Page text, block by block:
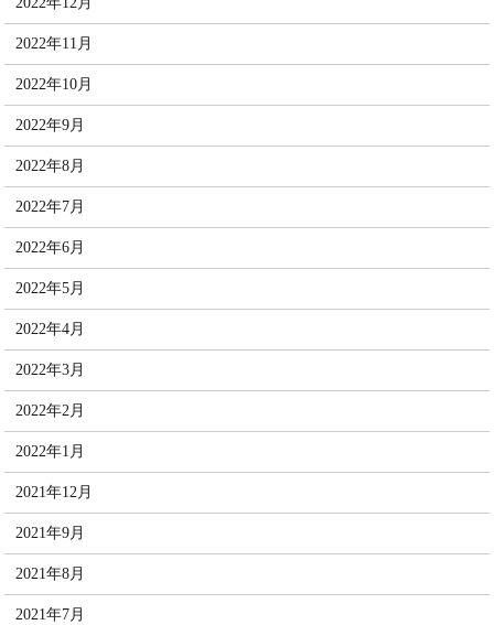
2022年11月
2022年10月
2022年9月
2022年8月
2022年7月
2022年6月
2022年5月
2022年4月
2022年3月
2022年2月
2022年1月
2021年12月
2021年9月
2021年8月
2021年7月